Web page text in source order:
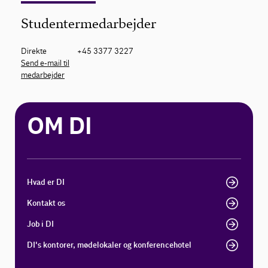
Studentermedarbejder
Direkte
+45 3377 3227
Send e-mail til
medarbejder
OM DI
Hvad er DI
Kontakt os
Job i DI
DI's kontorer, mødelokaler og konferencehotel